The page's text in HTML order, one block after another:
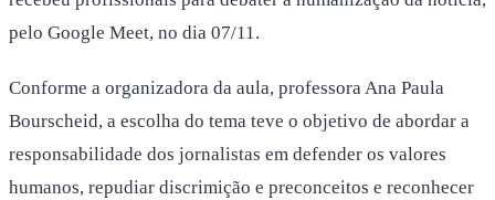
pelo Google Meet, no dia 07/11.
Conforme a organizadora da aula, professora Ana Paula
Bourscheid, a escolha do tema teve o objetivo de abordar a
responsabilidade dos jornalistas em defender os valores
humanos, repudiar discrimição e preconceitos e reconhecer